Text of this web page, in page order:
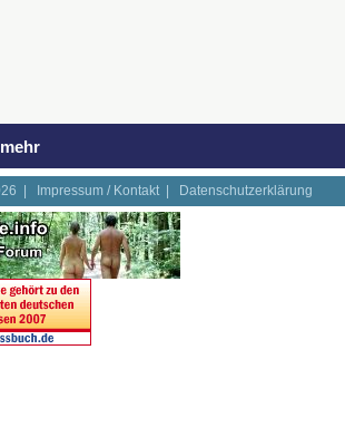
| Impressum / Kontakt| Datenschutzerklärung